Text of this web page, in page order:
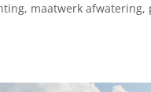
maatwerk